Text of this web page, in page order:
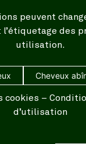
peuvent
des
utilisation.
Cheveux
cookies –
d’utilisation